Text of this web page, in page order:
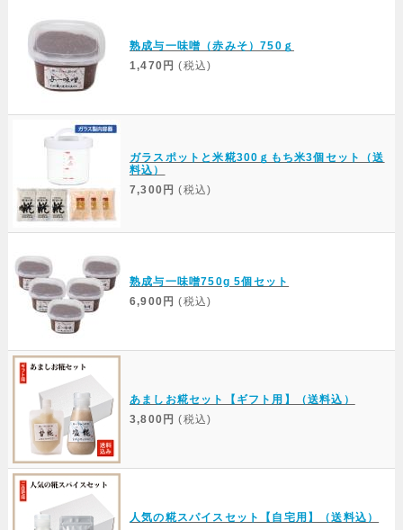
熟成与一味噌（赤みそ）750ｇ
1,470円 (税込)
ガラスポットと米糀300ｇもち米3個セット（送
料込）
7,300円 (税込)
熟成与一味噌750g 5個セット
6,900円 (税込)
あましお糀セット【ギフト用】（送料込）
3,800円 (税込)
人気の糀スパイスセット【自宅用】（送料込）